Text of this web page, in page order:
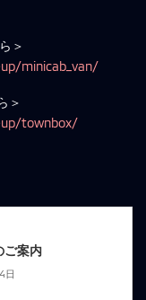
＞
minicab_van/
＞
townbox/
ご案内
日